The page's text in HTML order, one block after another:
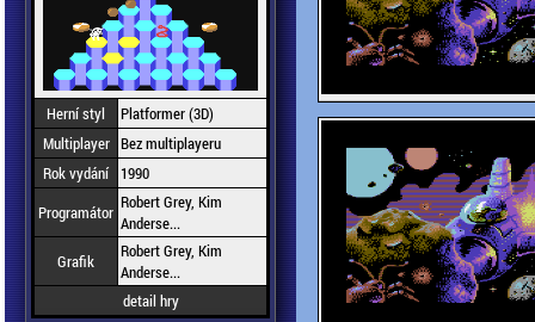
Herní styl
Platformer (3D)
Multiplayer Bez multiplayeru
Rok vydání
1990
Programátor Robert Grey, Kim
Anderse...
Grafik
Robert Grey, Kim
Anderse...
detail hry